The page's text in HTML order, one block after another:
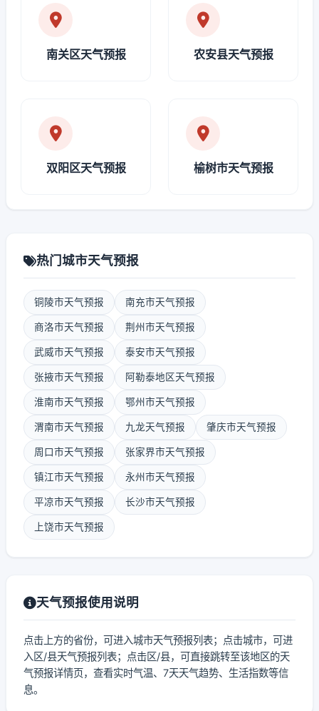
南关区天气预报 农安县天气预报
双阳区天气预报 榆树市天气预报
热门城市天气预报
铜陵市天气预报 南充市天气预报
商洛市天气预报 荆州市天气预报
武威市天气预报 泰安市天气预报
张掖市天气预报 阿勒泰地区天气预报
淮南市天气预报 鄂州市天气预报
渭南市天气预报 九龙天气预报 肇庆市天气预报
周口市天气预报 张家界市天气预报
镇江市天气预报 永州市天气预报
平凉市天气预报 长沙市天气预报
上饶市天气预报
天气预报使用说明
点击上方的省份，可进入城市天气预报列表；点击城市，可进
入区/县天气预报列表；点击区/县，可直接跳转至该地区的天
气预报详情页，查看实时气温、7天天气趋势、生活指数等信
息。